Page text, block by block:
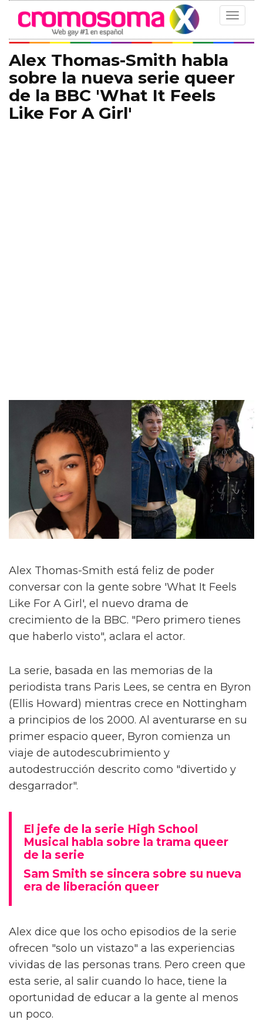
Toggle
Alex Thomas-Smith habla
sobre la nueva serie queer
de la BBC 'What It Feels
Like For A Girl'
Alex Thomas-Smith está feliz de poder
conversar con la gente sobre 'What It Feels
Like For A Girl', el nuevo drama de
crecimiento de la BBC. "Pero primero tienes
que haberlo visto", aclara el actor.
La serie, basada en las memorias de la
periodista trans Paris Lees, se centra en Byron
(Ellis Howard) mientras crece en Nottingham
a principios de los 2000. Al aventurarse en su
primer espacio queer, Byron comienza un
viaje de autodescubrimiento y
autodestrucción descrito como "divertido y
desgarrador".
El jefe de la serie High School
Musical habla sobre la trama queer
de la serie
Sam Smith se sincera sobre su nueva
era de liberación queer
Alex dice que los ocho episodios de la serie
ofrecen "solo un vistazo" a las experiencias
vividas de las personas trans. Pero creen que
esta serie, al salir cuando lo hace, tiene la
oportunidad de educar a la gente al menos
un poco.